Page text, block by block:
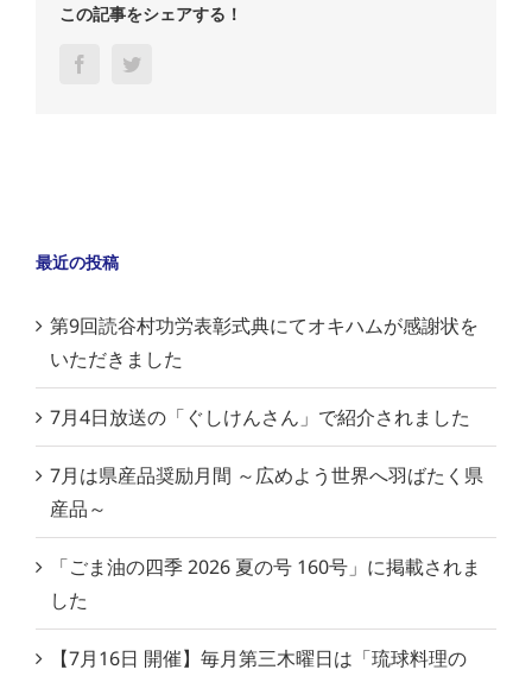
この記事をシェアする！
Facebook
最近の投稿
第9回読谷村功労表彰式典にてオキハムが感謝状を
いただきました
7月4日放送の「ぐしけんさん」で紹介されました
7月は県産品奨励月間 ～広めよう世界へ羽ばたく県
産品～
「ごま油の四季 2026 夏の号 160号」に掲載されま
した
【7月16日 開催】毎月第三木曜日は「琉球料理の